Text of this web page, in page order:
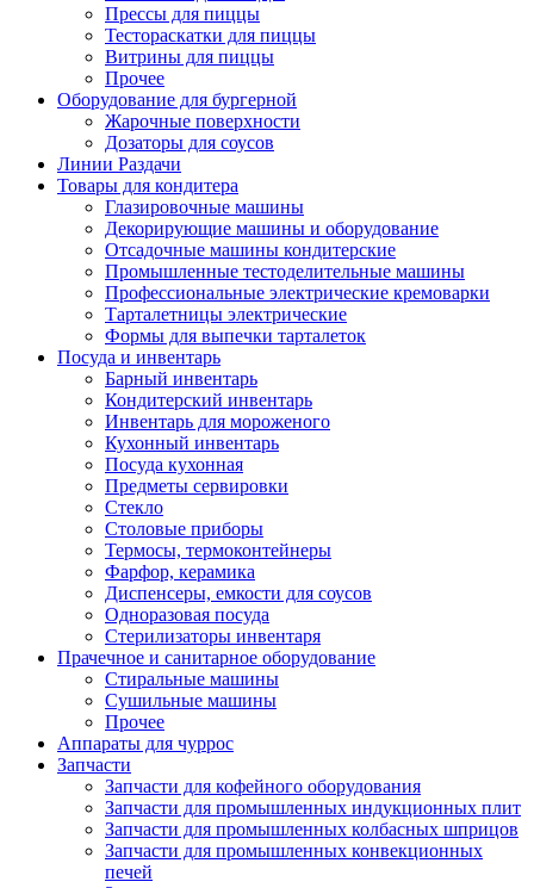
Прессы для пиццы
Тестораскатки для пиццы
Витрины для пиццы
Прочее
Оборудование для бургерной
Жарочные поверхности
Дозаторы для соусов
Линии Раздачи
Товары для кондитера
Глазировочные машины
Декорирующие машины и оборудование
Отсадочные машины кондитерские
Промышленные тестоделительные машины
Профессиональные электрические кремоварки
Тарталетницы электрические
Формы для выпечки тарталеток
Посуда и инвентарь
Барный инвентарь
Кондитерский инвентарь
Инвентарь для мороженого
Кухонный инвентарь
Посуда кухонная
Предметы сервировки
Стекло
Столовые приборы
Термосы, термоконтейнеры
Фарфор, керамика
Диспенсеры, емкости для соусов
Одноразовая посуда
Стерилизаторы инвентаря
Прачечное и санитарное оборудование
Стиральные машины
Сушильные машины
Прочее
Аппараты для чуррос
Запчасти
Запчасти для кофейного оборудования
Запчасти для промышленных индукционных плит
Запчасти для промышленных колбасных шприцов
Запчасти для промышленных конвекционных
печей